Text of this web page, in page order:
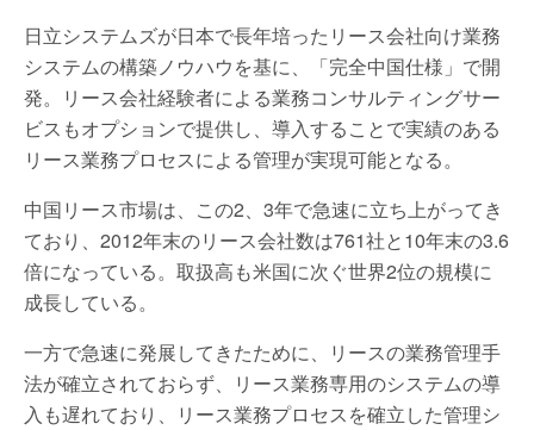
日立システムズが日本で長年培ったリース会社向け業務
システムの構築ノウハウを基に、「完全中国仕様」で開
発。リース会社経験者による業務コンサルティングサー
ビスもオプションで提供し、導入することで実績のある
リース業務プロセスによる管理が実現可能となる。
中国リース市場は、この2、3年で急速に立ち上がってき
ており、2012年末のリース会社数は761社と10年末の3.6
倍になっている。取扱高も米国に次ぐ世界2位の規模に
成長している。
一方で急速に発展してきたために、リースの業務管理手
法が確立されておらず、リース業務専用のシステムの導
入も遅れており、リース業務プロセスを確立した管理シ